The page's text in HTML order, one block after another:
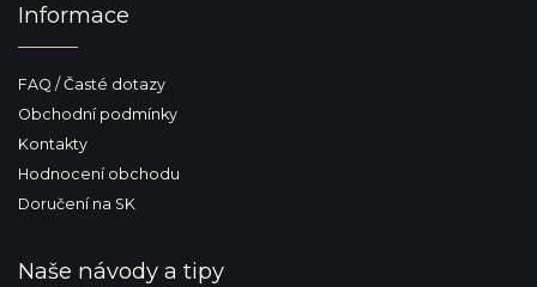
Informace
FAQ / Časté dotazy
Obchodní podmínky
Kontakty
Hodnocení obchodu
Doručení na SK
Naše návody a tipy